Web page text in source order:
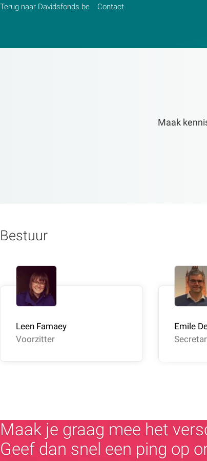
Terug naar Davidsfonds.be Contact
Maak
Bestuur
Leen Famaey
Voorzitter
Emile
Maak je graag mee het
Geef dan snel een ping op